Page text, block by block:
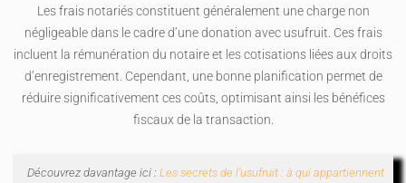
Les frais notariés constituent généralement une charge non
négligeable dans le cadre d’une donation avec usufruit. Ces frais
incluent la rémunération du notaire et les cotisations liées aux droits
d’enregistrement. Cependant, une bonne planification permet de
réduire significativement ces coûts, optimisant ainsi les bénéfices
fiscaux de la transaction.
Découvrez davantage ici : Les secrets de l’usufruit : à qui appartiennent